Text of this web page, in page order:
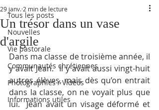
Tous les posts
Nouvelles
Vie pastorale
Communautés chrétiennes
Photographies / Vidéos
Informations utiles
Un trésor dans un vase
d'argile
29 janv. 2 min de lecture
Dans ma classe de troisième année, il
y avait Jean.  Il y avait aussi vingt-huit
autres élèves, mais dès qu’on entrait
dans la classe, on ne voyait plus que
lui.  Jean avait un visage déformé et